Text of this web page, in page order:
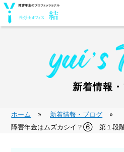
新着情報
ホーム
新着情報・ブログ
障害年金はムズカシイ？⑥ 第１段